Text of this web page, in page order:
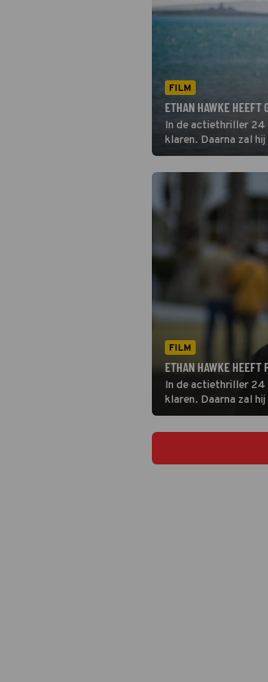
FILM
ETHAN HAWKE HEEFT
In de actiethriller 24
klaren. Daarna zal
FILM
ETHAN HAWKE HEEFT
In de actiethriller 24
klaren. Daarna zal